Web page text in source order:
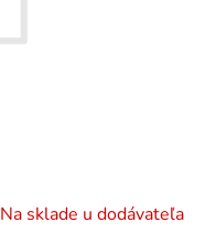
Na sklade u dodávateľa